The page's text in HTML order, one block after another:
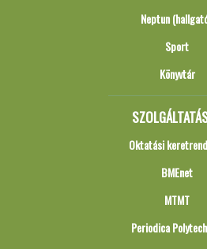
Neptun
Sport
Könyvtár
Oktatási
BMEnet
MTMT
Periodica